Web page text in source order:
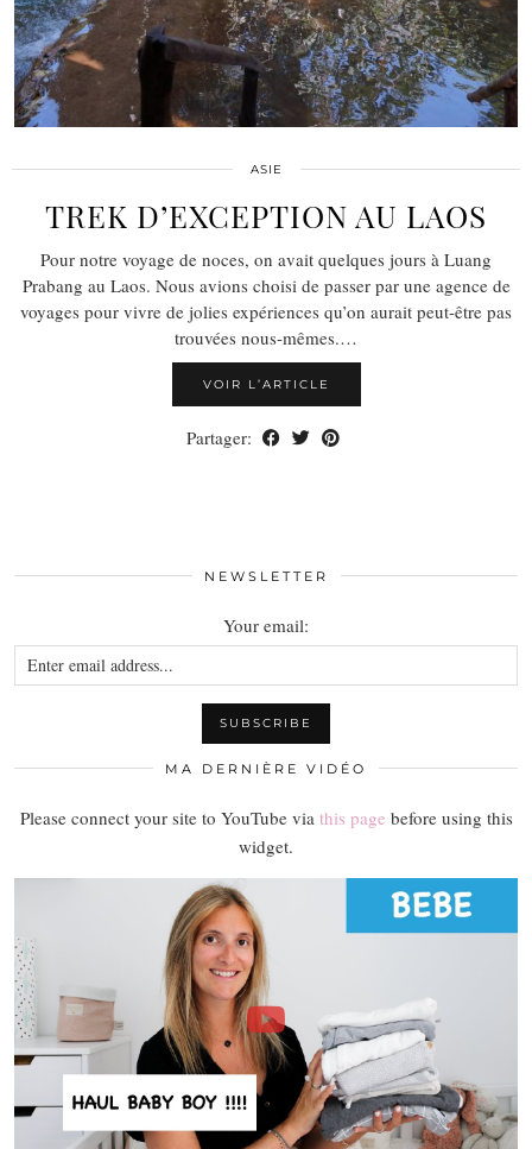
ASIE
TREK D’EXCEPTION AU LAOS
Pour notre voyage de noces, on avait quelques jours à Luang
Prabang au Laos. Nous avions choisi de passer par une agence de
voyages pour vivre de jolies expériences qu’on aurait peut-être pas
trouvées nous-mêmes.…
VOIR L’ARTICLE
Partager:
NEWSLETTER
Your email:
MA DERNIÈRE VIDÉO
Please connect your site to YouTube via this page before using this
widget.